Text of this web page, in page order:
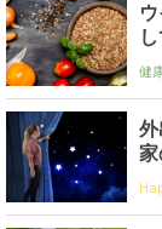
健
家